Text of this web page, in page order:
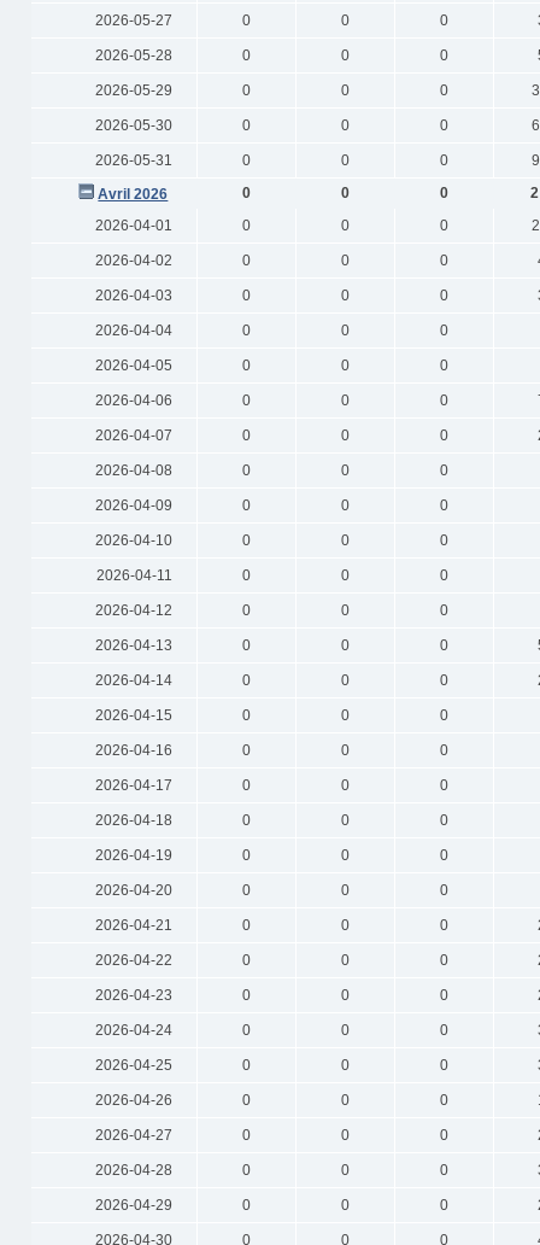
2026-05-27 0 0 0
2026-05-28 0 0 0
2026-05-29 0 0 0
2026-05-30 0 0 0
2026-05-31 0 0 0
Avril 2026
0 0 0
2026-04-01
0 0 0
2026-04-02 0 0 0
2026-04-03 0 0 0
2026-04-04 0 0 0
2026-04-05 0 0 0
2026-04-06 0 0 0
2026-04-07 0 0 0
2026-04-08 0 0 0
2026-04-09 0 0 0
2026-04-10 0 0 0
2026-04-11 0 0 0
2026-04-12 0 0 0
2026-04-13 0 0 0
2026-04-14 0 0 0
2026-04-15 0 0 0
2026-04-16 0 0 0
2026-04-17 0 0 0
2026-04-18 0 0 0
2026-04-19 0 0 0
2026-04-20 0 0 0
2026-04-21 0 0 0
2026-04-22 0 0 0
2026-04-23 0 0 0
2026-04-24 0 0 0
2026-04-25 0 0 0
2026-04-26 0 0 0
2026-04-27 0 0 0
2026-04-28 0 0 0
2026-04-29 0 0 0
2026-04-30 0 0 0